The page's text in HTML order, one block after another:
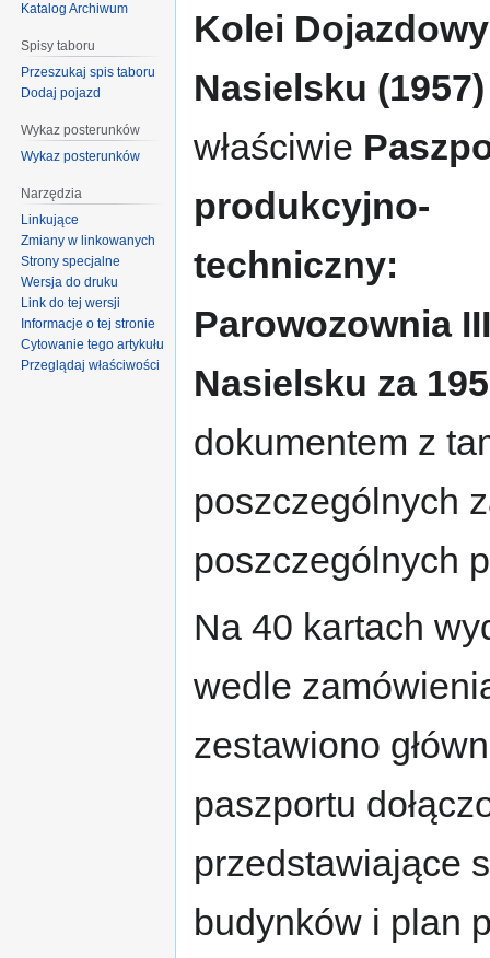
Kolei
Nasielsku (1957)
właściwie
produkcyjno-
techniczny:
Parowozownia
Nasielsku za
dokumentem z
poszczególnych
poszczególnych
Na 40 kartach
wedle
zestawiono
paszportu
przedstawiające
budynków i plan
Katalog Archiwum
Spisy taboru
Przeszukaj spis taboru
Dodaj pojazd
Wykaz posterunków
Wykaz posterunków
Narzędzia
Linkujące
Zmiany w linkowanych
Strony specjalne
Wersja do druku
Link do tej wersji
Informacje o tej stronie
Cytowanie tego artykułu
Przeglądaj właściwości